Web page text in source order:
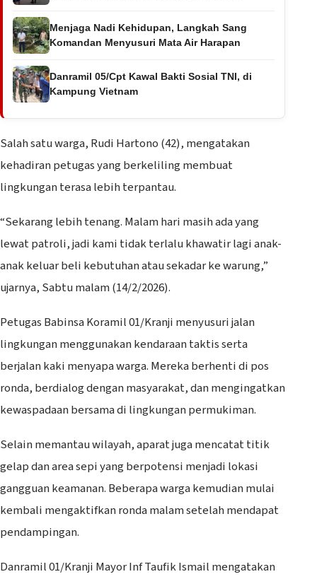
Menjaga Nadi Kehidupan, Langkah Sang
Komandan Menyusuri Mata Air Harapan
Danramil 05/Cpt Kawal Bakti Sosial TNI, di
Kampung Vietnam
Salah satu warga, Rudi Hartono (42), mengatakan
kehadiran petugas yang berkeliling membuat
lingkungan terasa lebih terpantau.
“Sekarang lebih tenang. Malam hari masih ada yang
lewat patroli, jadi kami tidak terlalu khawatir lagi anak-
anak keluar beli kebutuhan atau sekadar ke warung,”
ujarnya, Sabtu malam (14/2/2026).
Petugas Babinsa Koramil 01/Kranji menyusuri jalan
lingkungan menggunakan kendaraan taktis serta
berjalan kaki menyapa warga. Mereka berhenti di pos
ronda, berdialog dengan masyarakat, dan mengingatkan
kewaspadaan bersama di lingkungan permukiman.
Selain memantau wilayah, aparat juga mencatat titik
gelap dan area sepi yang berpotensi menjadi lokasi
gangguan keamanan. Beberapa warga kemudian mulai
kembali mengaktifkan ronda malam setelah mendapat
pendampingan.
Danramil 01/Kranji Mayor Inf Taufik Ismail mengatakan